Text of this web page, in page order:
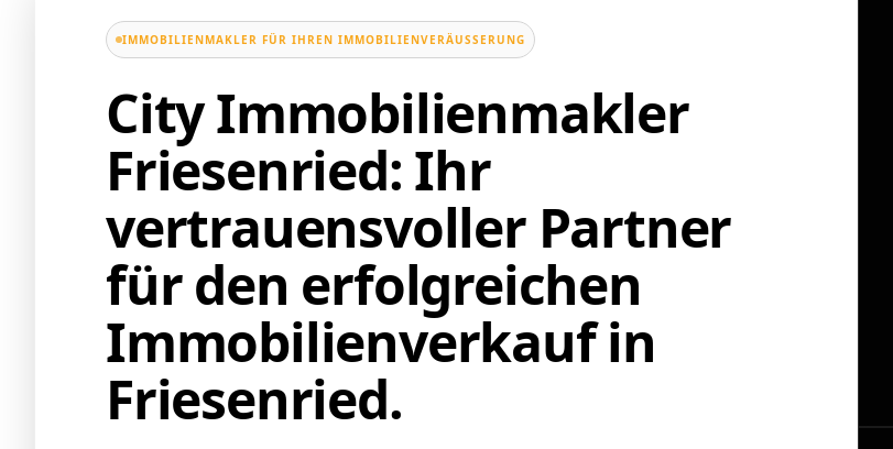
IMMOBILIENMAKLER FÜR IHREN IMMOBILIENVERÄUSSERUNG
City Immobilienmakler
Friesenried: Ihr
vertrauensvoller Partner
für den erfolgreichen
Immobilienverkauf in
Friesenried.